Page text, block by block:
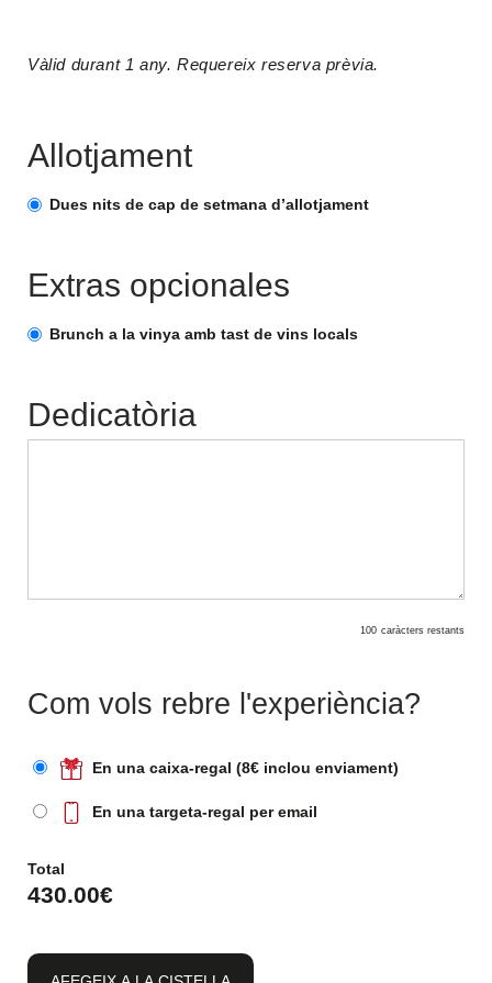
Vàlid durant 1 any. Requereix reserva prèvia.
Allotjament
Dues nits de cap de setmana d’allotjament
Extras opcionales
Brunch a la vinya amb tast de vins locals
Dedicatòria
100 caràcters restants
Com vols rebre l'experiència?
En una caixa-regal (8€ inclou enviament)
En una targeta-regal per email
Total
430.00€